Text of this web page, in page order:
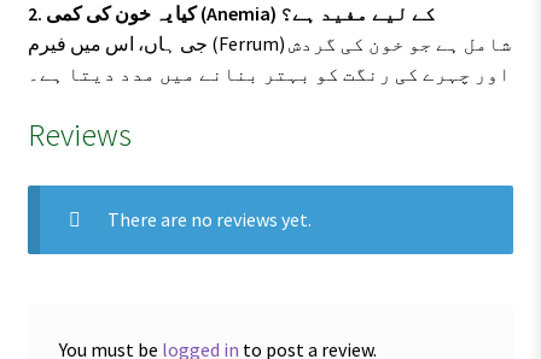
2. کیا یہ خون کی کمی (Anemia) کے لیے مفید ہے؟
جی ہاں، اس میں فیرم (Ferrum) شامل ہے جو خون کی گردش
اور چہرے کی رنگت کو بہتر بنانے میں مدد دیتا ہے۔
Reviews
There are no reviews yet.
You must be logged in to post a review.